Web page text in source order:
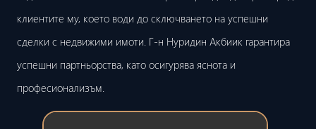
клиентите му, което води до сключването на успешни
сделки с недвижими имоти. Г-н Нуридин Акбиик гарантира
успешни партньорства, като осигурява яснота и
професионализъм.